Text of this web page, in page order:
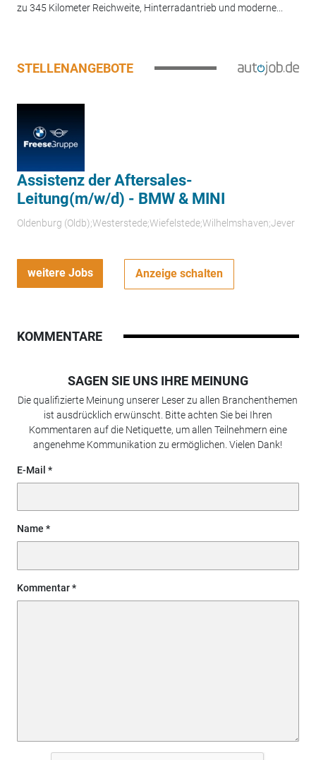
zu 345 Kilometer Reichweite, Hinterradantrieb und moderne...
STELLENANGEBOTE
Assistenz der Aftersales-
Leitung(m/w/d) - BMW & MINI
Oldenburg (Oldb);Westerstede;Wiefelstede;Wilhelmshaven;Jever
weitere Jobs Anzeige schalten
KOMMENTARE
SAGEN SIE UNS IHRE MEINUNG
Die qualifizierte Meinung unserer Leser zu allen Branchenthemen
ist ausdrücklich erwünscht. Bitte achten Sie bei Ihren
Kommentaren auf die Netiquette, um allen Teilnehmern eine
angenehme Kommunikation zu ermöglichen. Vielen Dank!
E-Mail
Name
Kommentar